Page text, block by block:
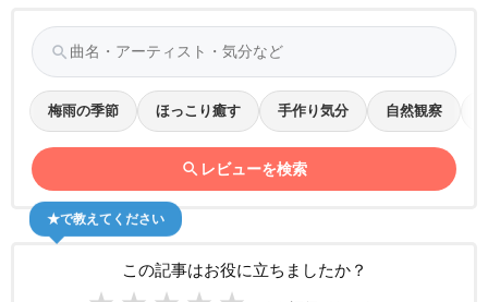
search
梅雨の季節 ほっこり癒す 手作り気分 自然観察
search レビューを検索
この記事はお役に立ちましたか？
★で教えてください